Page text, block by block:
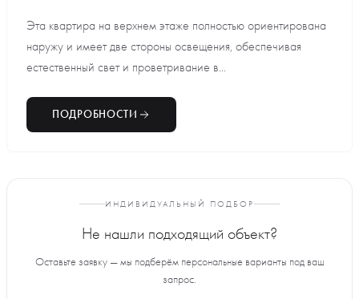
Эта квартира на верхнем этаже полностью ориентирована
наружу и имеет две стороны освещения, обеспечивая
естественный свет и проветривание в...
ПОДРОБНОСТИ
ИНДИВИДУАЛЬНЫЙ ПОДБОР
Не нашли подходящий объект?
Оставьте заявку — мы подберём персональные варианты под ваш
запрос.